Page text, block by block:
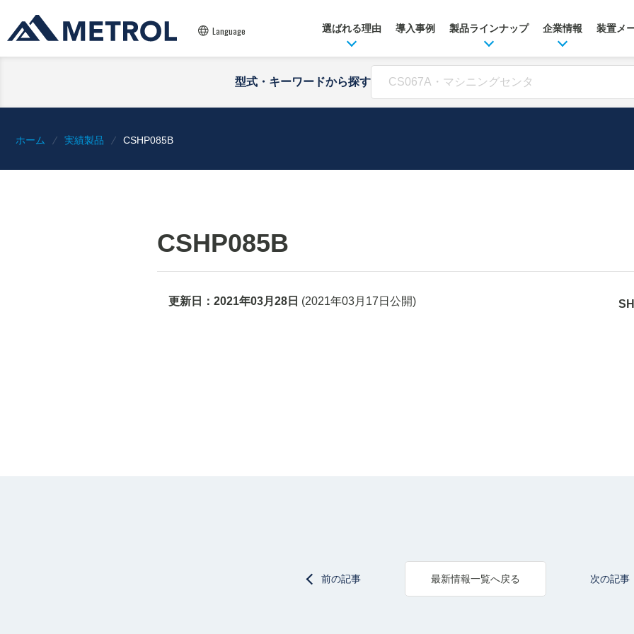
Language 選ばれる理由 導入事例 製品ラインナップ 企業情報 装置メ
型式・キーワードから探す
ホーム 実績製品 CSHP085B
CSHP085B
更新日： 2021年03月28日 (2021年03月17日 公開)
前の記事 最新情報一覧へ戻る 次の記事